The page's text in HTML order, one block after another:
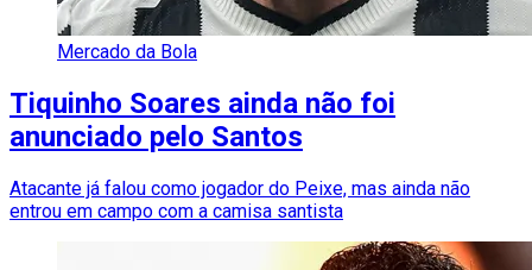
Mercado da Bola
Tiquinho Soares ainda não foi
anunciado pelo Santos
Atacante já falou como jogador do Peixe, mas ainda não
entrou em campo com a camisa santista